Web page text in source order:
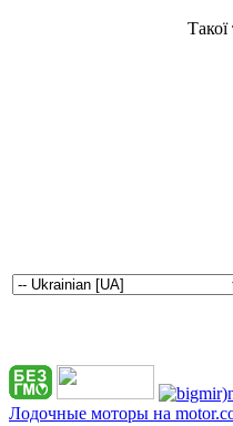
Лодочные моторы на